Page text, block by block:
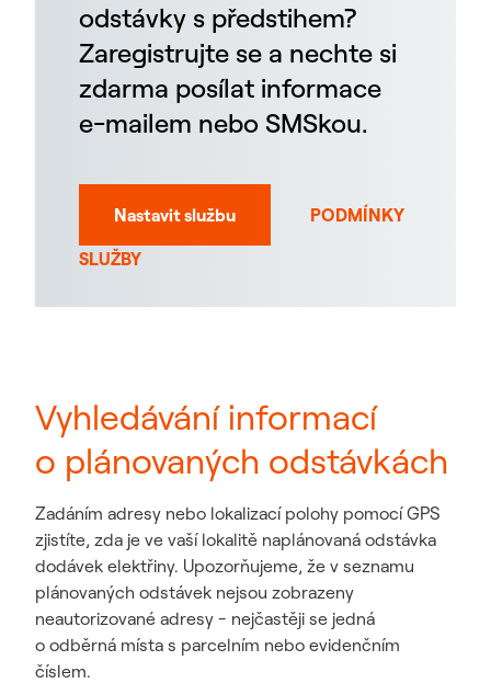
odstávky s předstihem?
Zaregistrujte se a nechte si
zdarma posílat informace
e-mailem nebo SMSkou.
Nastavit službu
PODMÍNKY
SLUŽBY
Vyhledávání informací
o plánovaných odstávkách
Zadáním adresy nebo lokalizací polohy pomocí GPS
zjistíte, zda je ve vaší lokalitě naplánovaná odstávka
dodávek elektřiny. Upozorňujeme, že v seznamu
plánovaných odstávek nejsou zobrazeny
neautorizované adresy - nejčastěji se jedná
o odběrná místa s parcelním nebo evidenčním
číslem.